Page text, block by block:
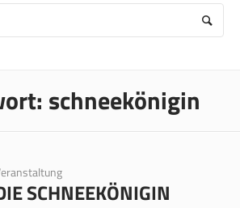
schneekönigin
SCHNEEKÖNIGIN